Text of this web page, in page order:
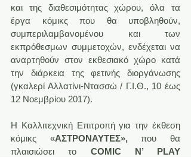
και της διαθεσιμότητας χώρου, όλα τα
έργα κόμικς που θα υποβληθούν,
συμπεριλαμβανομένου και των
εκπρόθεσμων συμμετοχών, ενδέχεται να
αναρτηθούν στον εκθεσιακό χώρο κατά
την διάρκεια της φετινής διοργάνωσης
(γκαλερί Αλλατίνι-Ντασσώ / Γ.Ι.Θ., 10 έως
12 Νοεμβρίου 2017).
Η Καλλιτεχνική Επιτροπή για την έκθεση
κόμικς «ΑΣΤΡΟΝΑΥΤΕΣ», που θα
πλαισιώσει το COMIC N’ PLAY